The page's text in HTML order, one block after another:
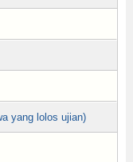
yang lolos ujian)